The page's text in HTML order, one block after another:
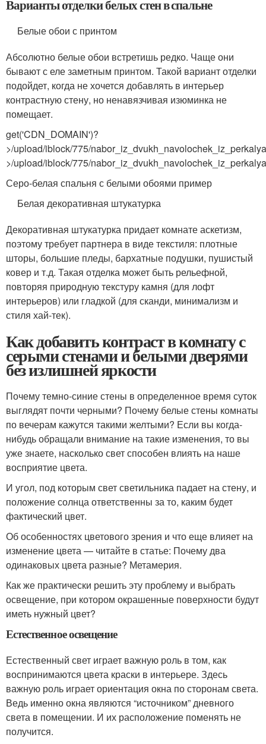
Варианты отделки белых стен в спальне
Белые обои с принтом
Абсолютно белые обои встретишь редко. Чаще они
бывают с еле заметным принтом. Такой вариант отделки
подойдет, когда не хочется добавлять в интерьер
контрастную стену, но ненавязчивая изюминка не
помещает.
get('CDN_DOMAIN')?
>/upload/iblock/775/
>/upload/iblock/775/
Серо-белая спальня с белыми обоями пример
Белая декоративная штукатурка
Декоративная штукатурка придает комнате аскетизм,
поэтому требует партнера в виде текстиля: плотные
шторы, большие пледы, бархатные подушки, пушистый
ковер и т.д. Такая отделка может быть рельефной,
повторяя природную текстуру камня (для лофт
интерьеров) или гладкой (для сканди, минимализм и
стиля хай-тек).
Как добавить контраст в комнату с
серыми стенами и белыми дверями
без излишней яркости
Почему темно-синие стены в определенное время суток
выглядят почти черными? Почему белые стены комнаты
по вечерам кажутся такими желтыми? Если вы когда-
нибудь обращали внимание на такие изменения, то вы
уже знаете, насколько свет способен влиять на наше
восприятие цвета.
И угол, под которым свет светильника падает на стену, и
положение солнца ответственны за то, каким будет
фактический цвет.
Об особенностях цветового зрения и что еще влияет на
изменение цвета — читайте в статье: Почему два
одинаковых цвета разные? Метамерия.
Как же практически решить эту проблему и выбрать
освещение, при котором окрашенные поверхности будут
иметь нужный цвет?
Естественное освещение
Естественный свет играет важную роль в том, как
воспринимаются цвета краски в интерьере. Здесь
важную роль играет ориентация окна по сторонам света.
Ведь именно окна являются “источником” дневного
света в помещении. И их расположение поменять не
получится.